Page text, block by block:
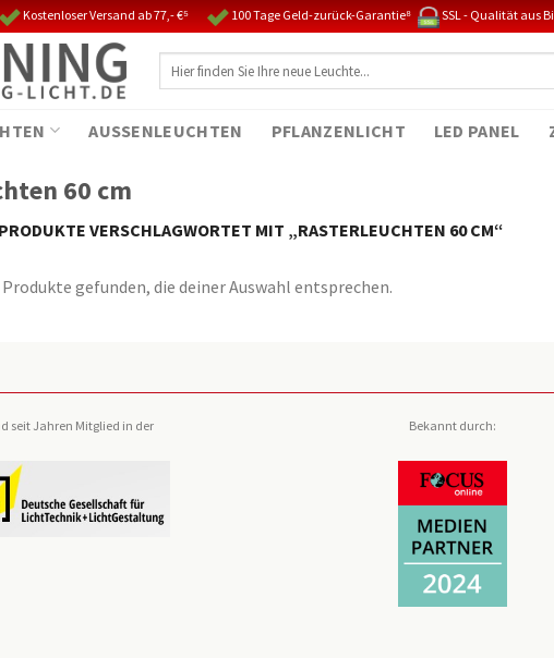
Kostenloser Versand ab 77,- €⁵ 100 Tage Geld-zurück-Garantie⁸ SSL - Qualität aus
Suche
AUSSENLEUCHTEN PFLANZENLICHT LED PANEL
60 cm
PRODUKTE VERSCHLAGWORTET MIT „RASTERLEUCHTEN 60 CM“
Produkte gefunden, die deiner Auswahl entsprechen.
seit Jahren Mitglied in der Bekannt durch: